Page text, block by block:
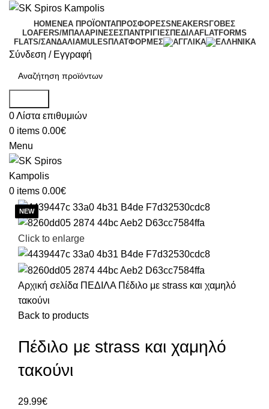
HOMEΝΕΑ ΠΡΟΪΟΝΤΑΠΡΟΣΦΟΡΕΣSNEAKERS ΓΟΒΕΣ
LOAFERS/ΜΠΑΛΑΡΙΝΕΣΕΣΠΑΝΤΡΙΓΙΕΣΠΕΔΙΛΑFLATFORMS
FLATS/ΣΑΝΔΑΛΙΑMULES ΠΛΑΤΦΟΡΜΕΣ
Σύνδεση / Εγγραφή
0Λίστα επιθυμιών
0 items 0.00€
Menu
0 items 0.00€
Click to enlarge
Αρχική σελίδα ΠΕΔΙΛΑ Πέδιλο με strass και χαμηλό
τακούνι
Back to products
Πέδιλο με strass και χαμηλό
τακούνι
29.99€